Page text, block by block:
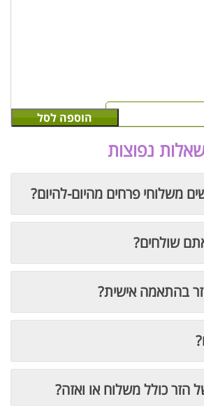
הוספה לסל
נפוצות
משלוחי פרחים מהיום-להיום?
שולחים?
בהתאמה אישית?
הזר כולל משלוח או ואזה?